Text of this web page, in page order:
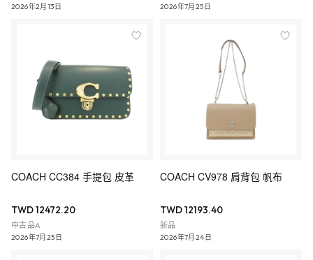
2026年2月13日 2026年7月25日
COACH CC384 手提包 皮革
TWD 12472.20
中古品A
2026年7月25日
COACH CV978 肩背包 帆布
TWD 12193.40
新品
2026年7月24日